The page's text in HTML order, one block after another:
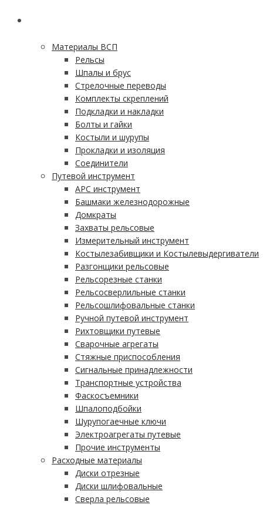
Материалы ВСП
Рельсы
Шпалы и брус
Стрелочные переводы
Комплекты скреплений
Подкладки и накладки
Болты и гайки
Костыли и шурупы
Прокладки и изоляция
Соединители
Путевой инструмент
АРС инструмент
Башмаки железнодорожные
Домкраты
Захваты рельсовые
Измерительный инструмент
Костылезабивщики и Костылевыдергиватели
Разгонщики рельсовые
Рельсорезные станки
Рельсосверлильные станки
Рельсошлифовальные станки
Ручной путевой инструмент
Рихтовщики путевые
Сварочные агрегаты
Стяжные приспособления
Сигнальные принадлежности
Транспортные устройства
Фаскосъемники
Шпалоподбойки
Шурупогаечные ключи
Электроагрегаты путевые
Прочие инструменты
Расходные материалы
Диски отрезные
Диски шлифовальные
Сверла рельсовые